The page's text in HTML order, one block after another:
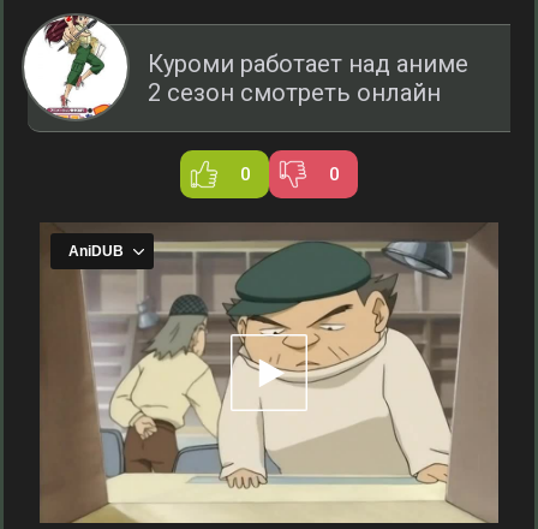
Куроми работает над аниме
2 сезон смотреть онлайн
0 0